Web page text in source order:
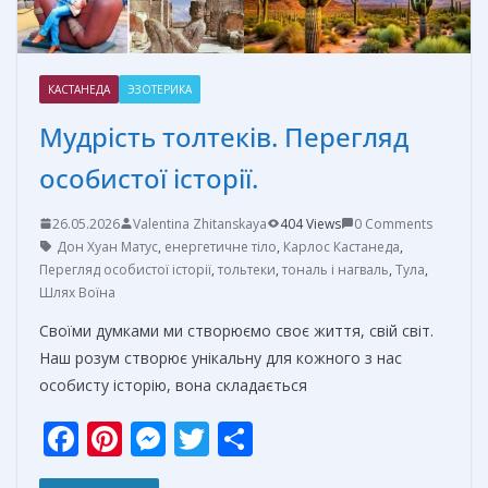
КАСТАНЕДА ЭЗОТЕРИКА
Мудрість толтеків. Перегляд
особистої історії.
26.05.2026 Valentina Zhitanskaya 404 Views
0 Comments
Дон Хуан Матус, енергетичне тіло, Карлос Кастанеда,
Перегляд особистої історії, тольтеки, тональ і нагваль, Тула,
Шлях Воїна
Своїми думками ми створюємо своє життя, свій світ.
Наш розум створює унікальну для кожного з нас
особисту історію, вона складається
F
ac
Pi
nt
M T